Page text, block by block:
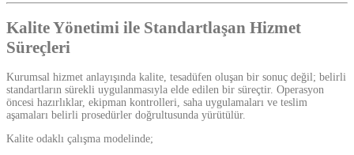
Kalite Yönetimi ile Standartlaşan Hizmet
Süreçleri
Kurumsal hizmet anlayışında kalite, tesadüfen oluşan bir sonuç değil; belirli
standartların sürekli uygulanmasıyla elde edilen bir süreçtir. Operasyon
öncesi hazırlıklar, ekipman kontrolleri, saha uygulamaları ve teslim
aşamaları belirli prosedürler doğrultusunda yürütülür.
Kalite odaklı çalışma modelinde;